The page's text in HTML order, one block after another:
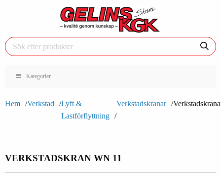
Kategorier
Hem Verkstad
Lyft &
Lastförflyttning
Verkstadskranar
VERKSTADSKRAN WN 11